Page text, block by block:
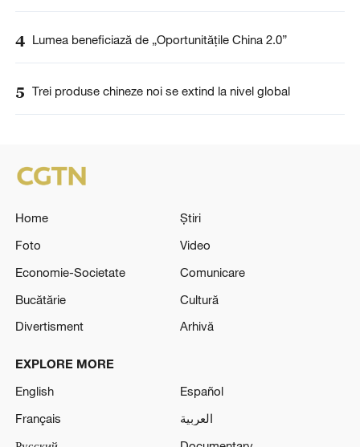
4 Lumea beneficiază de „Oportunitățile China 2.0”
5 Trei produse chineze noi se extind la nivel global
Home
Știri
Foto
Video
Economie-Societate
Comunicare
Bucătărie
Cultură
Divertisment
Arhivă
EXPLORE MORE
English
Español
Français
العربية